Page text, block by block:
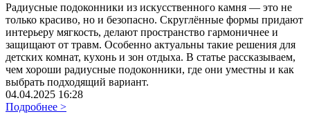
Радиусные подоконники из искусственного камня — это не
только красиво, но и безопасно. Скруглённые формы придают
интерьеру мягкость, делают пространство гармоничнее и
защищают от травм. Особенно актуальны такие решения для
детских комнат, кухонь и зон отдыха. В статье рассказываем,
чем хороши радиусные подоконники, где они уместны и как
выбрать подходящий вариант.
04.04.2025 16:28
Подробнее >